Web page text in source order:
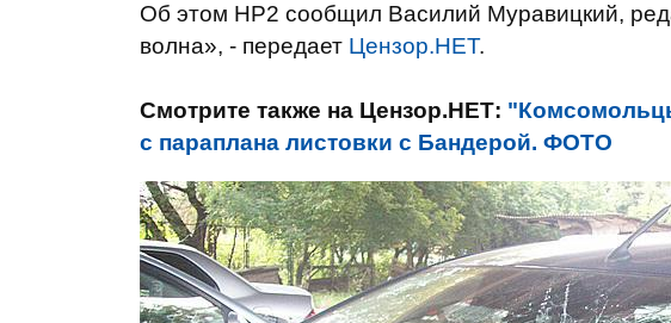
Об этом НР2 сообщил Василий Муравицкий,
волна», - передает Цензор.НЕТ.
Смотрите также на Цензор.НЕТ:
с параплана листовки с Бандерой. ФОТО